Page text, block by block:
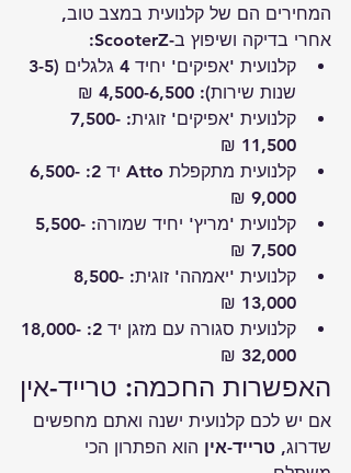
המחירים הם של קלנועית במצב טוב,
אחרי בדיקה ושיפוץ ב-ScooterZ:
שנות שירות): 4,500-6,500 ₪
קלנועית 'אפיקים' זוגית: 7,500-
11,500 ₪
קלנועית מתקפלת Atto יד 2: 6,500-
9,000 ₪
קלנועית 'מריץ' יחיד שמורה: 5,500-
7,500 ₪
קלנועית 'יאמהה' זוגית: 8,500-
13,000 ₪
קלנועית סגורה עם מזגן יד 2: 18,000-
32,000 ₪
האפשרות החכמה: טרייד-אין
אם יש לכם קלנועית ישנה ואתם מחפשים
שדרוג, טרייד-אין הוא הפתרון הכי